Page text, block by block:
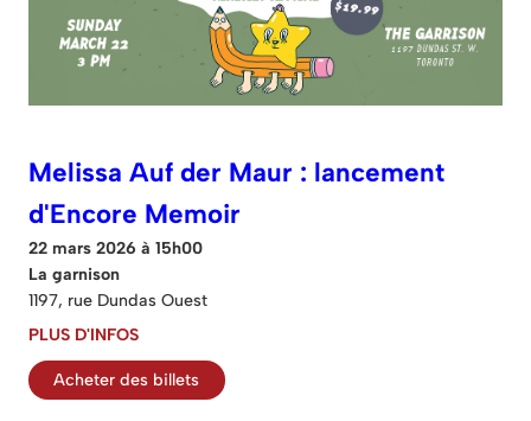
Melissa Auf der Maur : lancement
d'Encore Memoir
22 mars 2026 à 15h00
La garnison
1197, rue Dundas Ouest
PLUS D'INFOS
Acheter des billets